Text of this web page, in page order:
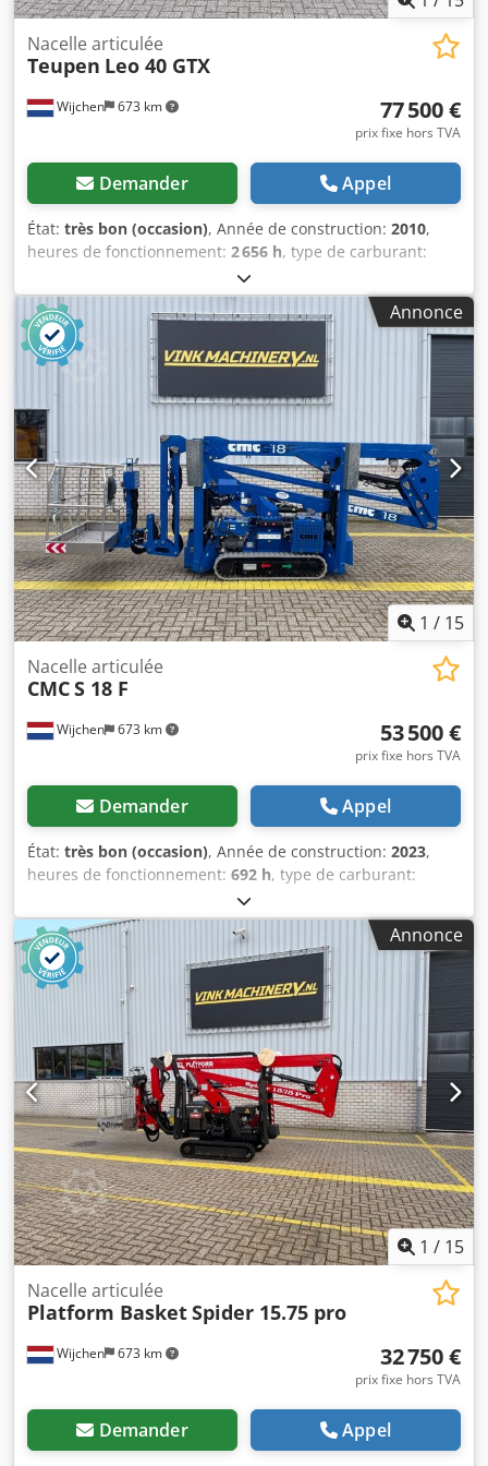
Wijchen 673 km
Nacelle articulée
Teupen Leo 40 GTX
77 500 €
prix fixe hors TVA
Demander Appel
État: très bon (occasion), Année de construction: 2010,
heures de fonctionnement: 2 656 h, type de carburant:
, Transmission Marque moteur:
Kubota 4 Cilinder Poids Poids à vide: 11.680 kg Pratique
Mât: bras coudé Capacité de levage: 400 kg Hauteur de
travail: 4.000 cm Dimensions espace de chargement: 820 x
158 x 198 cm Marquage CE: oui Condition État technique:
très bon État optique: très bon Autres informations
Conditions de livraison: EXW Max. portée horizontale: 1700
m Pays de production: DE Informations complémentaires
Veuillez contacter Vink Machinery pour plus d'informations
Nacelle élévatrice Teupen Leo 40 GTX * 2010 * Diesel, 400
volts Chjdpeza Dbwsfx Acmea * 2 656 heures de
fonctionnement * Hauteur de travail : 40 mètres * Portée
horizontale : 17 mètres * Capacité de levage : 400 kg *
Chenilles réglables * Télécommande * Stabilisateurs
automatiques * Poids à vide : 11 680 kg * Manuel
d’utilisation inclus * Documents inclus
Annonce
1 / 15
Wijchen 673 km
Nacelle articulée
CMCS 18 F
53 500 €
prix fixe hors TVA
Demander Appel
État: très bon (occasion), Année de construction: 2023,
heures de fonctionnement: 692 h, type de carburant:
, Poids Poids à vide: 2.593 kg
Pratique Mât: bras coudé Capacité de levage: 230 kg
Hauteur de travail: 1.800 cm Dimensions espace de
chargement: 530 x 78 x 195 cm Marquage CE: oui
Condition État technique: très bon État optique: très bon
Autres informations Conditions de livraison: EXW Max.
portée horizontale: 1115 m Pays de production: IT
Informations complémentaires Veuillez contacter Vink
Machinery pour plus d'informations Nacelle araignée CMC
S 18F Codpfx Asymyaijcmeha * 2023 * Moteur diesel 230 V
* 692 heures de fonctionnement * Télécommande *
Stabilisateurs automatiques * Châssis réglable * Hauteur
de travail : 18 m * Portée horizontale : 11,15 m * Capacité
de levage : 230 kg * Poids net : 2 593 kg * Documentation
incluse
Annonce
1 / 15
Wijchen 673 km
Nacelle articulée
Platform BasketSpider 15.75 pro
32 750 €
prix fixe hors TVA
Demander Appel